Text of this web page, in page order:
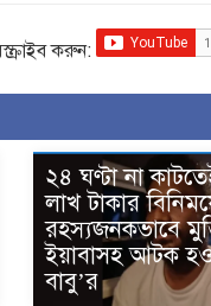
করুন:
২৪ ঘণ্টা না
লাখ টাকার
রহস্যজনকভাবে
ইয়াবাসহ আটক
বাবু’র